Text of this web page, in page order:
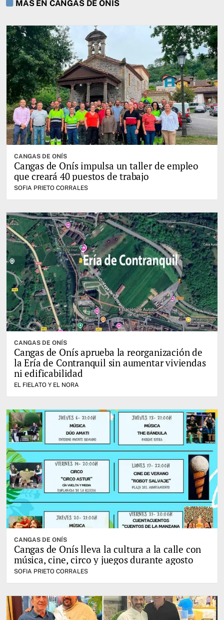
MÁS EN CANGAS DE ONÍS
CANGAS DE ONÍS
Cangas de Onís impulsa un taller de empleo
que creará 40 puestos de trabajo
SOFIA PRIETO CORRALES
CANGAS DE ONÍS
Cangas de Onís aprueba la reorganización de
la Ería de Contranquil sin aumentar viviendas
ni edificabilidad
EL FIELATO Y EL NORA
CANGAS DE ONÍS
Cangas de Onís lleva la cultura a la calle con
música, cine, circo y juegos durante agosto
SOFIA PRIETO CORRALES